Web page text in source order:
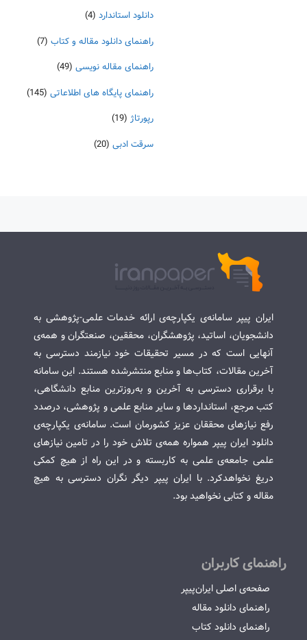
دانلود استاندارد (4)
راهنمای دانلود مقاله و کتاب (7)
راهنمای مقاله نویسی (49)
راهنمای پایگاه های اطلاعاتی (145)
رپورتاژ (19)
سرقت ادبی (20)
ایران پیپر سامانه‌ی یکپارچه‌ی ارائه خدمات علمی-پژوهشی به
دانشجویان، اساتید، پژوهشگران، محققین، صنعتگران و همه‌ی
آنهایی است که در مسیر تحقیقات خود نیازمند دسترسی به
آخرین مقالات، کتاب‌ها و منابع منتشرشده هستند. این سامانه
با برقراری دسترسی به آخرین و به‌روزترین منابع دانشگاهی،
کتب مرجع، استانداردها و سایر منابع علمی و پژوهشی، درصدد
رفع نیازهای محققان عزیز کشورمان است. سامانه‌ی یکپارچه‌ی
دانلود ایران پیپر همواره همه‌ی تلاش خود را در تامین نیازهای
علمی جامعه‌ی علمی به کاربسته و در این راه از هیچ کمکی
دریغ نخواهدکرد. با ایران پیپر دیگر نگران دسترسی به هیچ
مقاله و کتابی نخواهید بود.
راهنمای کاربران
صفحه‌ی اصلی ایران‌پیپر
راهنمای دانلود مقاله
راهنمای دانلود کتاب